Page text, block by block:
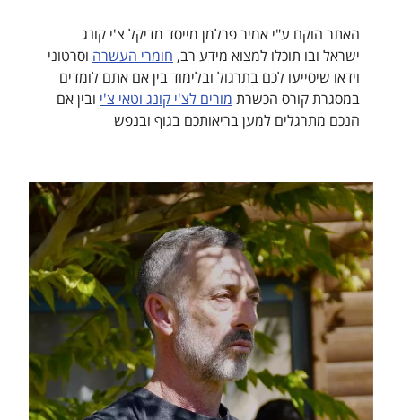
האתר הוקם ע"י אמיר פרלמן מייסד מדיקל צ'י קונג
ישראל ובו תוכלו למצוא מידע רב, חומרי העשרה וסרטוני
וידאו שיסייעו לכם בתרגול ובלימוד בין אם אתם לומדים
במסגרת קורס הכשרת מורים לצ'י קונג וטאי צ'י ובין אם
הנכם מתרגלים למען בריאותכם בגוף ובנפש